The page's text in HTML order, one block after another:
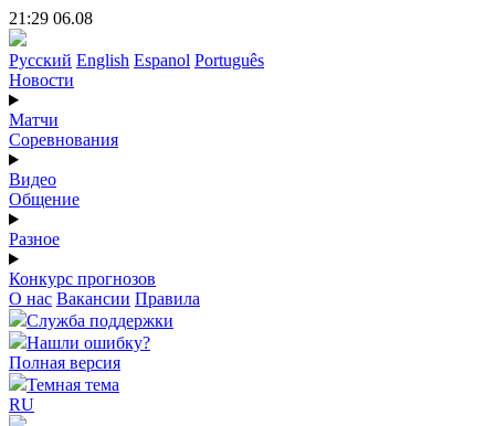
21:29 06.08
Русский English Espanol Português
Новости
Матчи
Соревнования
Видео
Общение
Разное
Конкурс прогнозов
О нас Вакансии Правила
Служба поддержки
Нашли ошибку?
Полная версия
Темная тема
RU